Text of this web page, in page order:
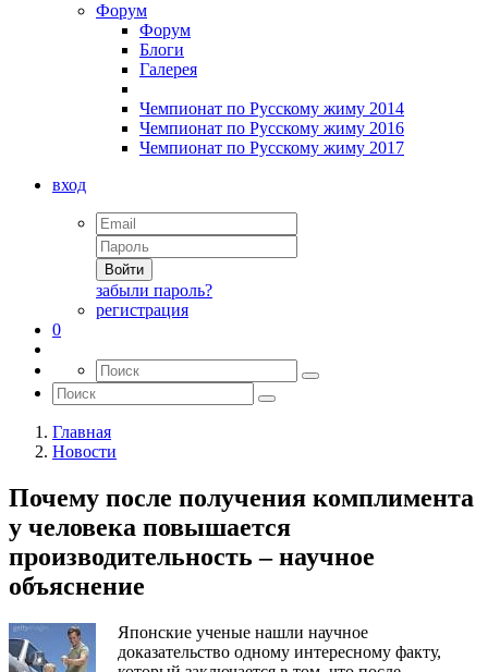
Форум
Форум
Блоги
Галерея
Чемпионат по Русскому жиму 2014
Чемпионат по Русскому жиму 2016
Чемпионат по Русскому жиму 2017
вход
Войти
забыли пароль?
регистрация
0
Главная
Новости
Почему после получения комплимента
у человека повышается
производительность – научное
объяснение
Японские ученые нашли научное
доказательство одному интересному факту,